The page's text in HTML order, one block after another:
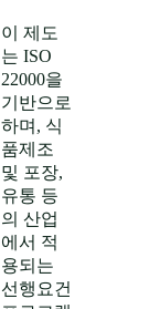
이 제도
는 ISO
22000을
기반으로
하며, 식
품제조
및 포장,
유통 등
의 산업
에서 적
용되는
선행요건